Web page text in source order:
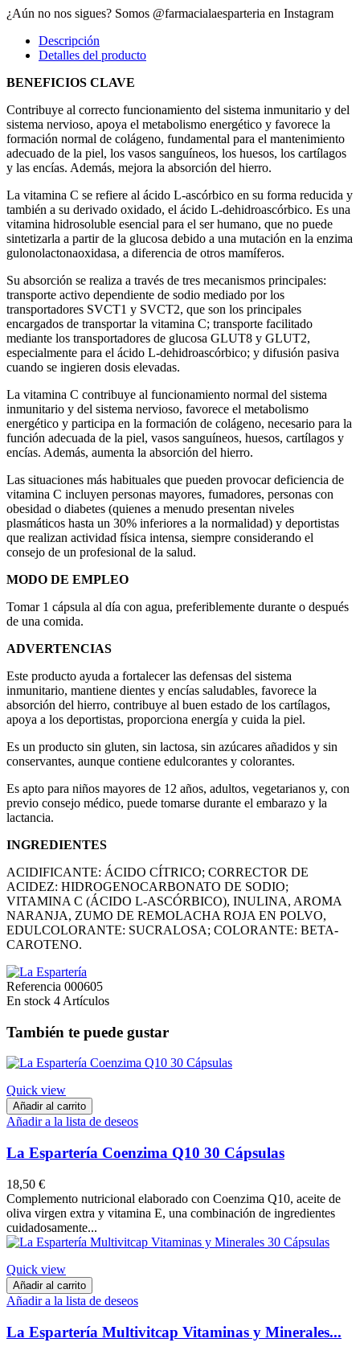
¿Aún no nos sigues? Somos @farmacialaesparteria en Instagram
Descripción
Detalles del producto
BENEFICIOS CLAVE
Contribuye al correcto funcionamiento del sistema inmunitario y del
sistema nervioso, apoya el metabolismo energético y favorece la
formación normal de colágeno, fundamental para el mantenimiento
adecuado de la piel, los vasos sanguíneos, los huesos, los cartílagos
y las encías. Además, mejora la absorción del hierro.
La vitamina C se refiere al ácido L-ascórbico en su forma reducida y
también a su derivado oxidado, el ácido L-dehidroascórbico. Es una
vitamina hidrosoluble esencial para el ser humano, que no puede
sintetizarla a partir de la glucosa debido a una mutación en la enzima
gulonolactonaoxidasa, a diferencia de otros mamíferos.
Su absorción se realiza a través de tres mecanismos principales:
transporte activo dependiente de sodio mediado por los
transportadores SVCT1 y SVCT2, que son los principales
encargados de transportar la vitamina C; transporte facilitado
mediante los transportadores de glucosa GLUT8 y GLUT2,
especialmente para el ácido L-dehidroascórbico; y difusión pasiva
cuando se ingieren dosis elevadas.
La vitamina C contribuye al funcionamiento normal del sistema
inmunitario y del sistema nervioso, favorece el metabolismo
energético y participa en la formación de colágeno, necesario para la
función adecuada de la piel, vasos sanguíneos, huesos, cartílagos y
encías. Además, aumenta la absorción del hierro.
Las situaciones más habituales que pueden provocar deficiencia de
vitamina C incluyen personas mayores, fumadores, personas con
obesidad o diabetes (quienes a menudo presentan niveles
plasmáticos hasta un 30% inferiores a la normalidad) y deportistas
que realizan actividad física intensa, siempre considerando el
consejo de un profesional de la salud.
MODO DE EMPLEO
Tomar 1 cápsula al día con agua, preferiblemente durante o después
de una comida.
ADVERTENCIAS
Este producto ayuda a fortalecer las defensas del sistema
inmunitario, mantiene dientes y encías saludables, favorece la
absorción del hierro, contribuye al buen estado de los cartílagos,
apoya a los deportistas, proporciona energía y cuida la piel.
Es un producto sin gluten, sin lactosa, sin azúcares añadidos y sin
conservantes, aunque contiene edulcorantes y colorantes.
Es apto para niños mayores de 12 años, adultos, vegetarianos y, con
previo consejo médico, puede tomarse durante el embarazo y la
lactancia.
INGREDIENTES
ACIDIFICANTE: ÁCIDO CÍTRICO; CORRECTOR DE
ACIDEZ: HIDROGENOCARBONATO DE SODIO;
VITAMINA C (ÁCIDO L-ASCÓRBICO), INULINA, AROMA
NARANJA, ZUMO DE REMOLACHA ROJA EN POLVO,
EDULCOLORANTE: SUCRALOSA; COLORANTE: BETA-
CAROTENO.
Referencia 000605
En stock 4 Artículos
También te puede gustar
Quick view
Añadir al carrito
Añadir a la lista de deseos
La Espartería Coenzima Q10 30 Cápsulas
18,50 €
Complemento nutricional elaborado con Coenzima Q10, aceite de
oliva virgen extra y vitamina E, una combinación de ingredientes
cuidadosamente...
Quick view
Añadir al carrito
Añadir a la lista de deseos
La Espartería Multivitcap Vitaminas y Minerales...